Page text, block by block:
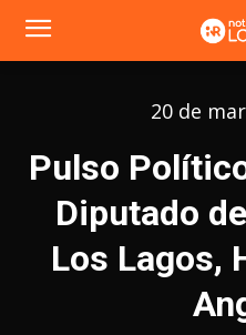
20 de
Pulso
Diputado
Los Lagos,